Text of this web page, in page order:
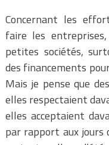
Concernant les
faire les
petites sociétés,
des financements
Mais je pense que
elles respectaient
elles acceptaient
par rapport aux jours